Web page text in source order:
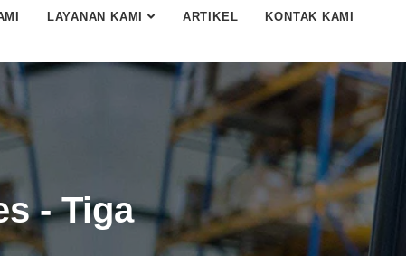
LAYANAN KAMI ARTIKEL KONTAK KAMI
- Tiga